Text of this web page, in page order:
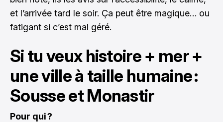
et l’arrivée tard le soir. Ça peut être magique… ou
fatigant si c’est mal géré.
Si tu veux histoire + mer +
une ville à taille humaine :
Sousse et Monastir
Pour qui ?